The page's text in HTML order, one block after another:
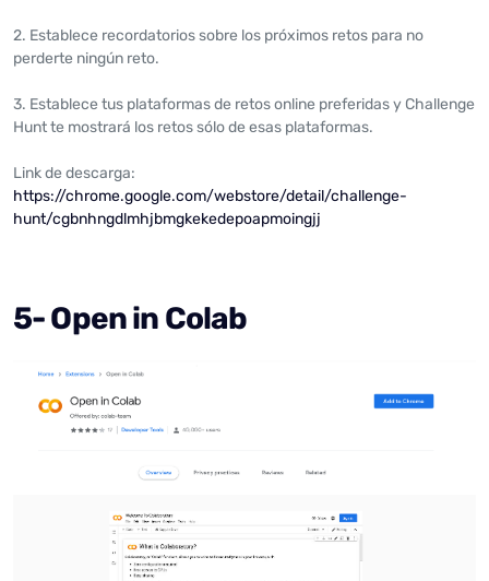
2. Establece recordatorios sobre los próximos retos para no
perderte ningún reto.
3. Establece tus plataformas de retos online preferidas y Challenge
Hunt te mostrará los retos sólo de esas plataformas.
Link de descarga:
https://chrome.google.com/webstore/detail/challenge-
hunt/cgbnhngdlmhjbmgkekedepoapmoingjj
5- Open in Colab